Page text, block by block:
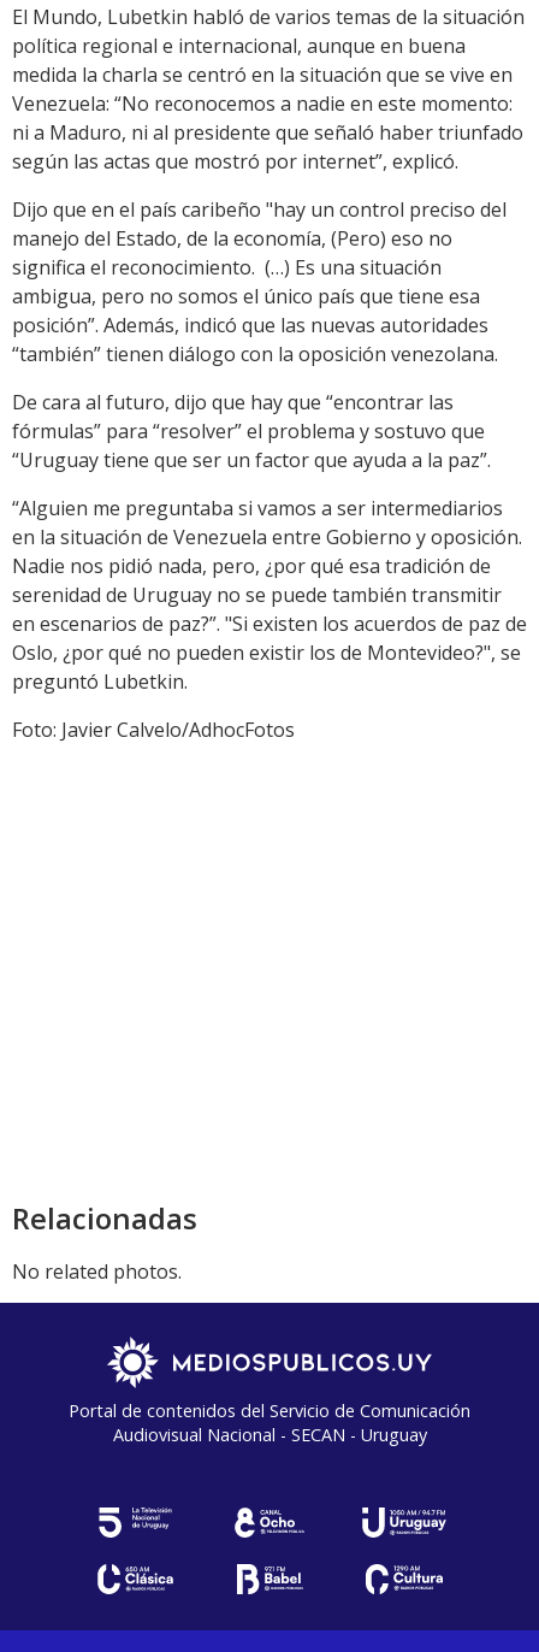
El Mundo, Lubetkin habló de varios temas de la situación
política regional e internacional, aunque en buena
medida la charla se centró en la situación que se vive en
Venezuela: “No reconocemos a nadie en este momento:
ni a Maduro, ni al presidente que señaló haber triunfado
según las actas que mostró por internet”, explicó.
Dijo que en el país caribeño "hay un control preciso del
manejo del Estado, de la economía, (Pero) eso no
significa el reconocimiento. (…) Es una situación
ambigua, pero no somos el único país que tiene esa
posición”. Además, indicó que las nuevas autoridades
“también” tienen diálogo con la oposición venezolana.
De cara al futuro, dijo que hay que “encontrar las
fórmulas” para “resolver” el problema y sostuvo que
“Uruguay tiene que ser un factor que ayuda a la paz”.
“Alguien me preguntaba si vamos a ser intermediarios
en la situación de Venezuela entre Gobierno y oposición.
Nadie nos pidió nada, pero, ¿por qué esa tradición de
serenidad de Uruguay no se puede también transmitir
en escenarios de paz?”. "Si existen los acuerdos de paz de
Oslo, ¿por qué no pueden existir los de Montevideo?", se
preguntó Lubetkin.
Foto: Javier Calvelo/AdhocFotos
Relacionadas
No related photos.
Portal de contenidos del Servicio de Comunicación
Audiovisual Nacional - SECAN - Uruguay